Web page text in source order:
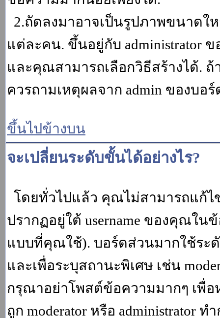
2.ถัดลงมาอาจเป็นรูปภาพขนาดใ
แต่ละคน. ขึ้นอยู่กับ administrator
และคุณสามารถเลือกวิธีสร้างได้.
ควรถามเหตุผลจาก admin ของบอ
ขึ้นไปข้างบน
จะเปลี่ยนระดับขั้นได้อย่างไร?
โดยทั่วไปแล้ว คุณไม่สามารถแก้
ปรากฏอยู่ใต้ username ของคุณใ
แบบที่คุณใช้). บอร์ดส่วนมากใช้ร
และเพื่อระบุสถานะพิเศษ เช่น
กรุณาอย่าโพสต์ข้อความมากๆ เพื่
ถูก moderator หรือ administrator